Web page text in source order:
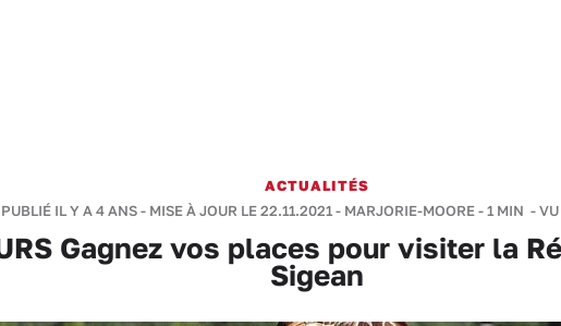
ACTUALITÉS
PUBLIÉ IL Y A 4 ANS - MISE À JOUR LE 22.11.2021 - MARJORIE-MOORE-1 MIN -
Gagnez vos places pour visiter la
Sigean